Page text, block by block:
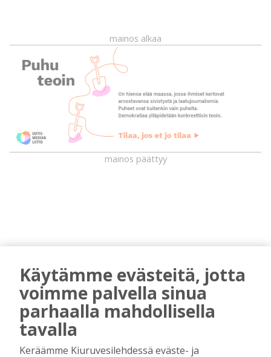
mainos alkaa
mainos päättyy
AIEMMIN AIHEESTA
Kiuruvedelle ja Iisalmeen
ostopalvelulääkäri – tarkoituksena on
helpottaa kaupunkien lääkäripulaa
Käytämme evästeitä, jotta
voimme palvella sinua
parhaalla mahdollisella
tavalla
Keräämme Kiuruvesilehdessä eväste- ja